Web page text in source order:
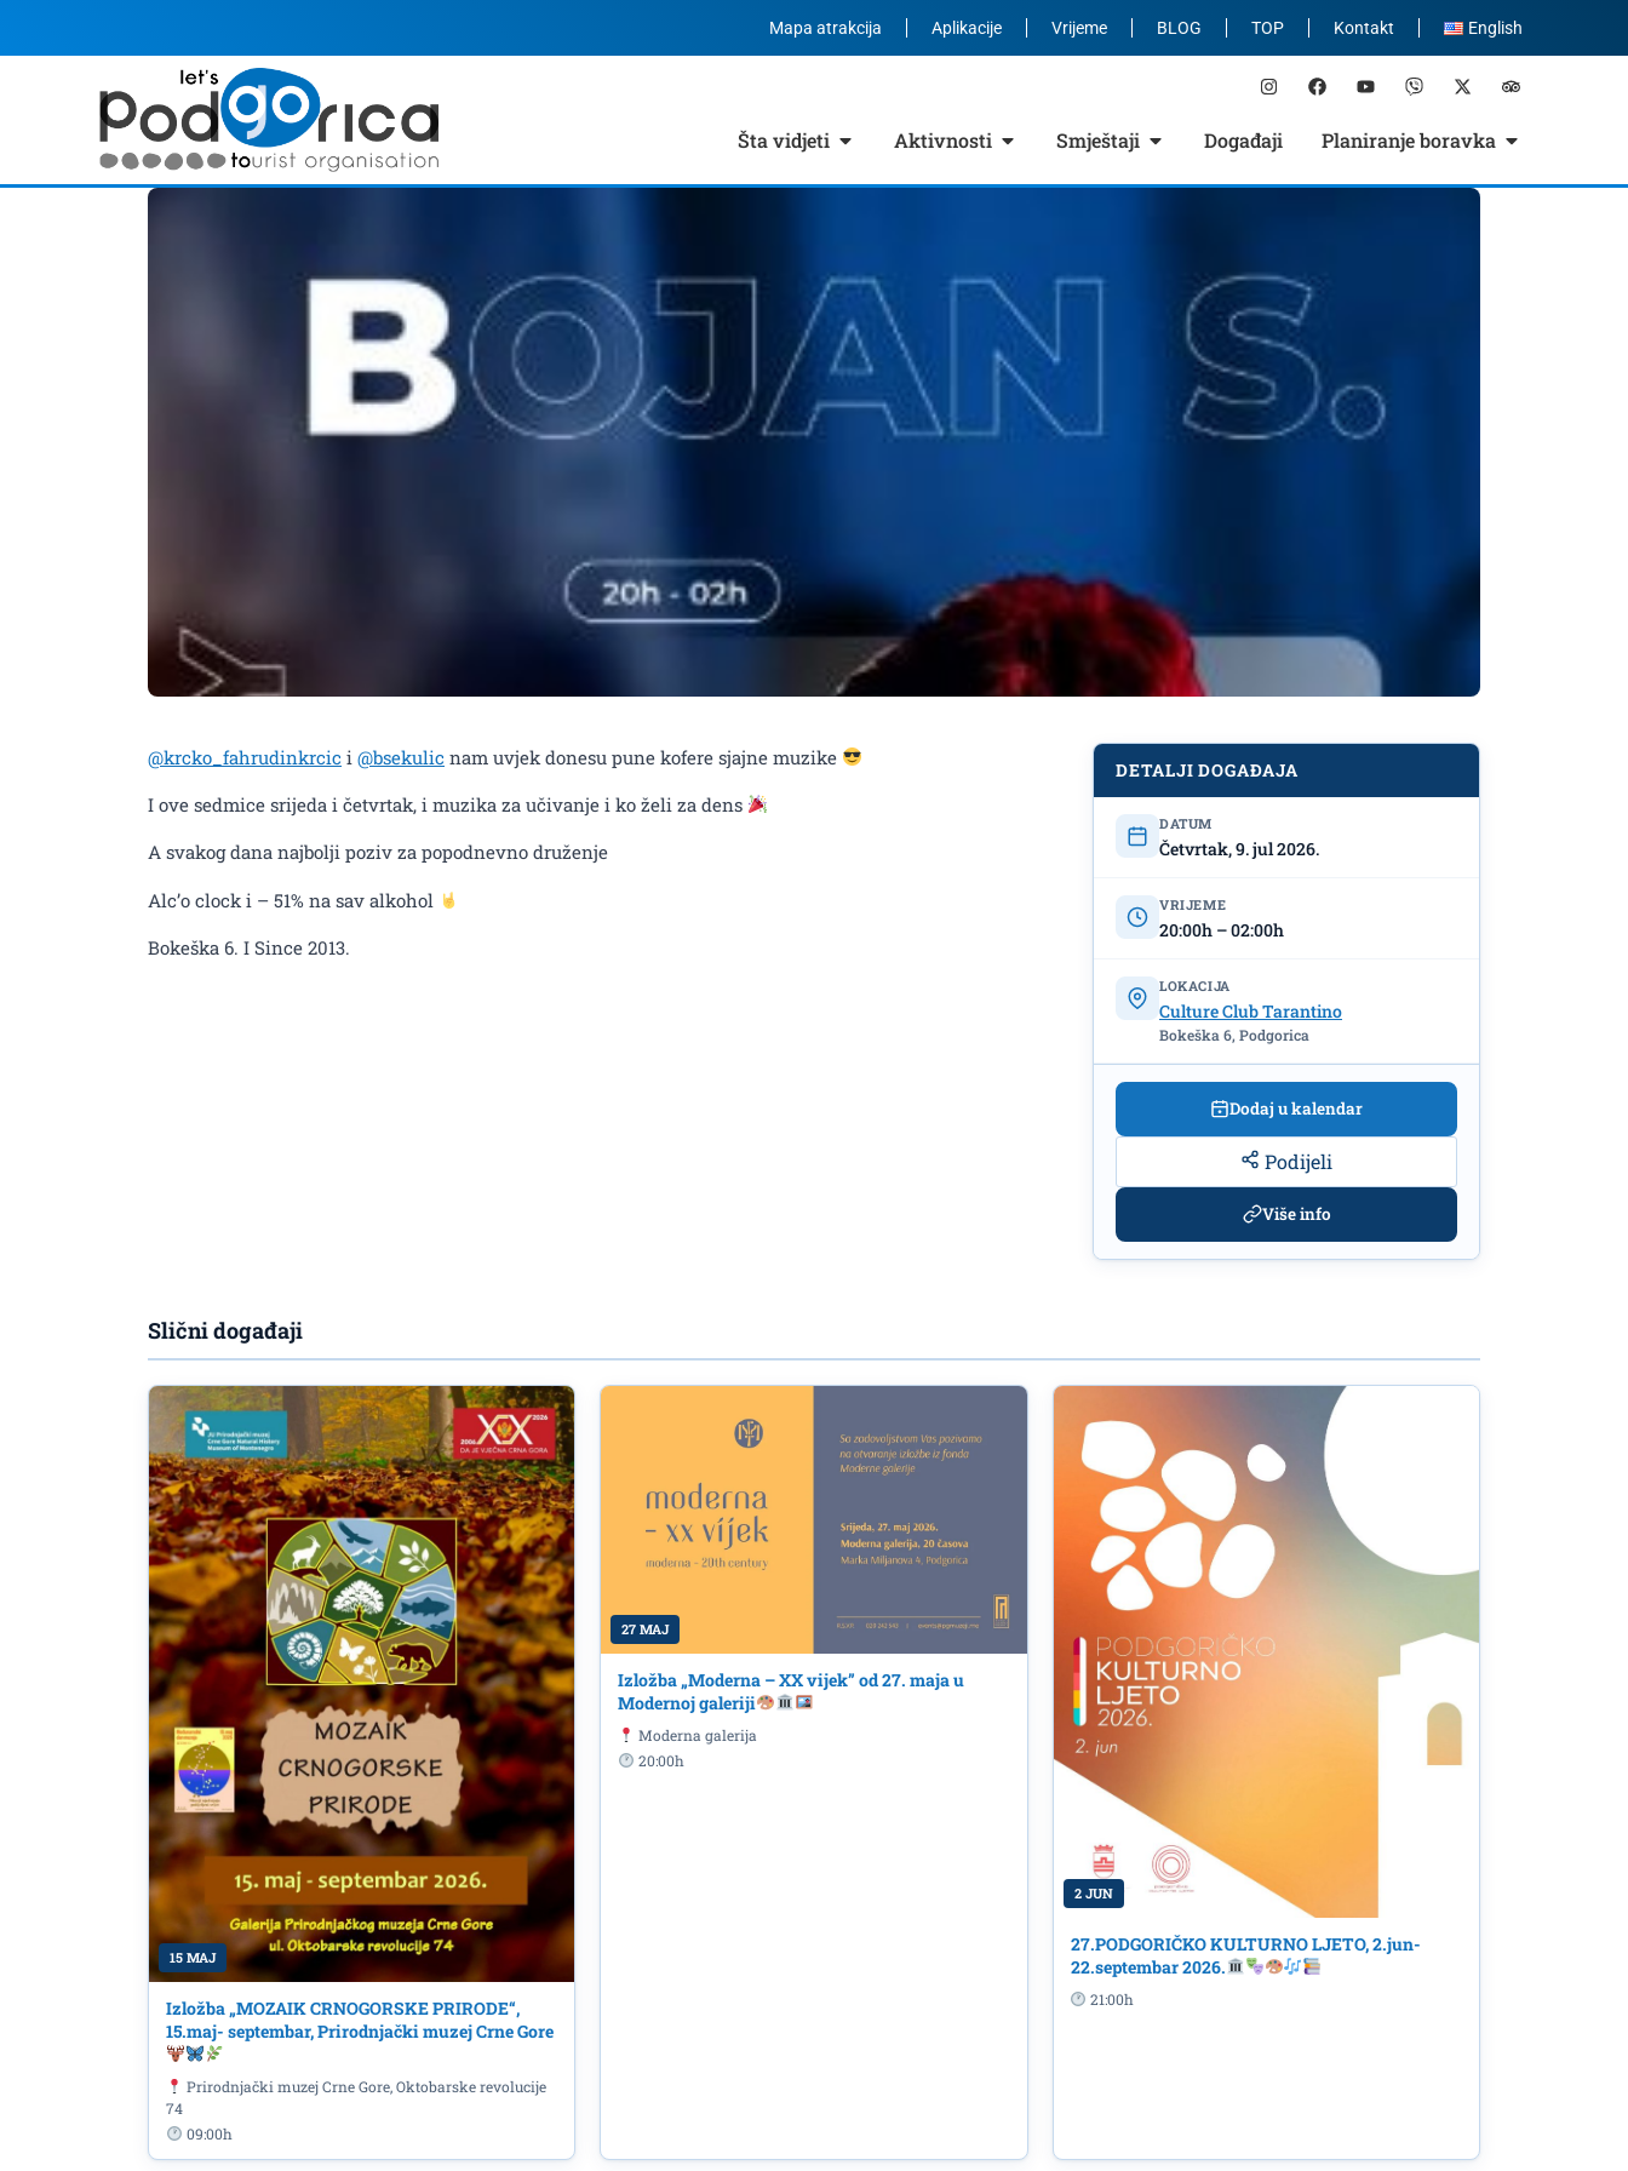
Mapa atrakcija Aplikacije Vrijeme BLOG TOP Kontakt English
Šta vidjeti Aktivnosti Smještaji Događaji Planiranje boravka
DJ Bojan S. 9.jula u CC
,,Tarantino"
@krcko_fahrudinkrcic i @bsekulic nam uvjek donesu pune kofere sjajne muzike
I ove sedmice srijeda i četvrtak, i muzika za učivanje i ko želi za dens
A svakog dana najbolji poziv za popodnevno druženje
Alc’o clock i – 51% na sav alkohol
Bokeška 6. I Since 2013.
DETALJI DOGAĐAJA
DATUM
Četvrtak, 9. jul 2026.
VRIJEME
20:00h – 02:00h
LOKACIJA
Culture Club Tarantino
Bokeška 6, Podgorica
Dodaj u kalendar
Podijeli
Više info
Slični događaji
15 MAJ
Izložba „MOZAIK CRNOGORSKE PRIRODE“,
15.maj- septembar, Prirodnjački muzej Crne Gore
Prirodnjački muzej Crne Gore, Oktobarske revolucije
74
09:00h
27 MAJ
Izložba „Moderna – XX vijek” od 27. maja u
Modernoj galeriji
Moderna galerija
20:00h
2 JUN
27.PODGORIČKO KULTURNO LJETO, 2.jun-
22.septembar 2026.
21:00h